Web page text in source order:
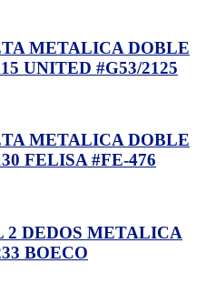
METALICA DOBLE
UNITED #G53/2125
METALICA DOBLE
FELISA #FE-476
2 DEDOS METALICA
BOECO